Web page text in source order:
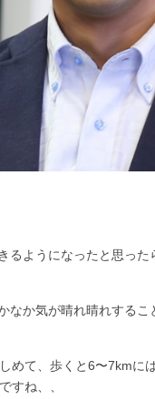
るようになったと思っ
なか気が晴れ晴れする
めて、歩くと6〜7kmに
すね、、